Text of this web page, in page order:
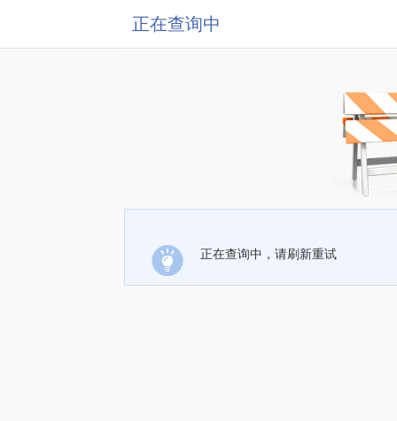
正在查询中
正在查询中，请刷新重试